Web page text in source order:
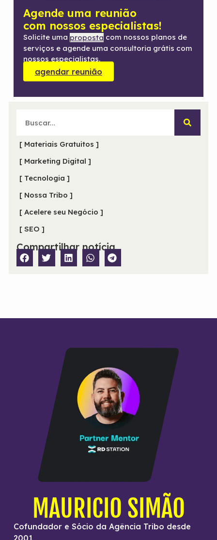
Agende uma reunião
com nossos especialistas!
Solicite uma proposta com nossos planos de
serviços e agende uma consultoria grátis com
nossos especialistas.
agendar reunião
[ Materiais Gratuitos ]
[ Marketing Digital ]
[ Tecnologia ]
[ Nossa Tribo ]
[ Acelere seu Negócio ]
[ SEO ]
Compartilhar notícia
MAURICIO SIMÃO
Cofundador e Sócio da Agência Tribo desde
2001